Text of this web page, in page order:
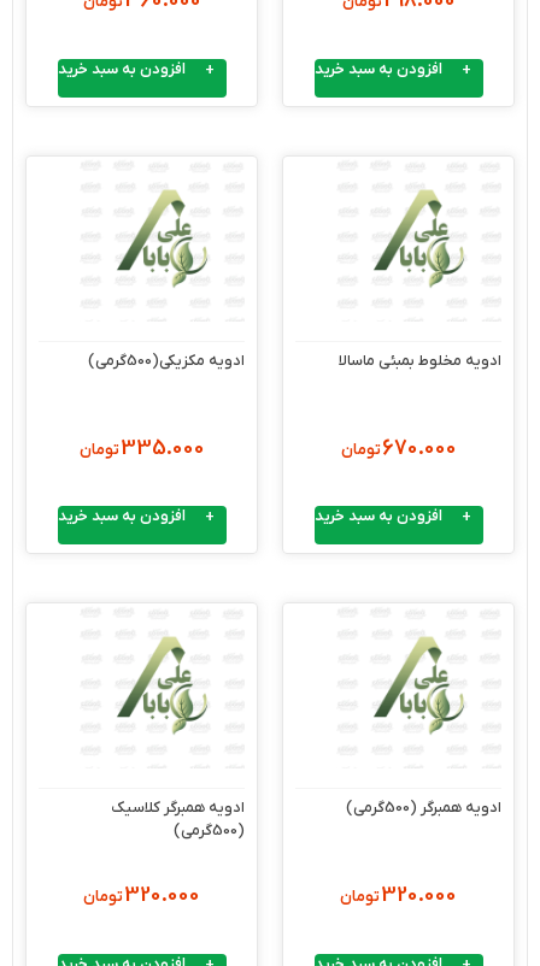
افزودن به سبد خرید افزودن به سبد خرید
ادویه مخلوط بمبئی ماسالا
670.000تومان
افزودن به سبد خرید
ادویه مکزیکی(500گرمی)
335.000تومان
افزودن به سبد خرید
ادویه همبرگر (500گرمی)
320.000تومان
ادویه همبرگر کلاسیک
(500گرمی)
320.000تومان